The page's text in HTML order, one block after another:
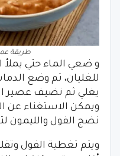
طريقة
و ضعي الماء حتي
للغليان، ثم وضع
يغلي ثم نضيف عصير
ويمكن الاستغناء عن
نضج الفول والليمون
ويتم تغطية الفول